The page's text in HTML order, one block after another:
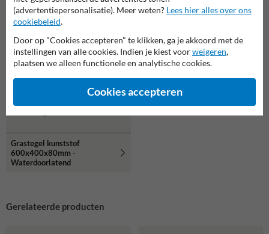
Sample-kit Govaplast -
Experience box
Bankprofiel plank gerecycled
Grastegel kunststof
600x400x80mm -
Waterdoorlatend
Gerelateerde producten
(advertentiepersonalisatie). Meer weten? Lees hier alles over ons
cookiebeleid.
Door op "Cookies accepteren" te klikken, ga je akkoord met de
instellingen van alle cookies. Indien je kiest voorweigeren,
plaatsen we alleen functionele en analytische cookies.
Cookies accepteren